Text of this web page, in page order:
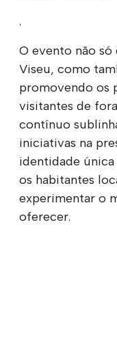
.
O evento não só
Viseu, como
promovendo os
visitantes de
contínuo
iniciativas na
identidade
os habitantes
experimentar o
oferecer.